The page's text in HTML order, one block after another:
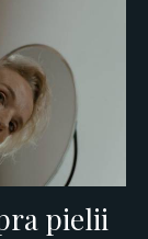
pielii